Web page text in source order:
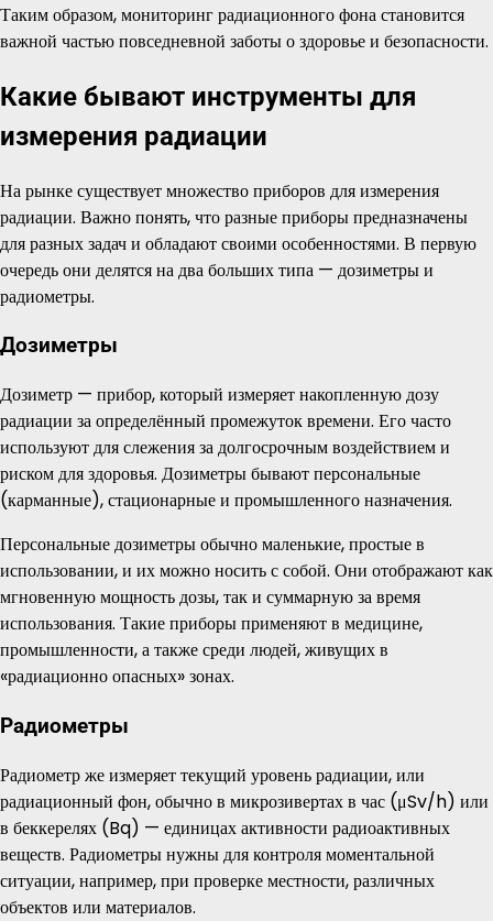
Таким образом, мониторинг радиационного фона становится
важной частью повседневной заботы о здоровье и безопасности.
Какие бывают инструменты для
измерения радиации
На рынке существует множество приборов для измерения
радиации. Важно понять, что разные приборы предназначены
для разных задач и обладают своими особенностями. В первую
очередь они делятся на два больших типа — дозиметры и
радиометры.
Дозиметры
Дозиметр — прибор, который измеряет накопленную дозу
радиации за определённый промежуток времени. Его часто
используют для слежения за долгосрочным воздействием и
риском для здоровья. Дозиметры бывают персональные
(карманные), стационарные и промышленного назначения.
Персональные дозиметры обычно маленькие, простые в
использовании, и их можно носить с собой. Они отображают как
мгновенную мощность дозы, так и суммарную за время
использования. Такие приборы применяют в медицине,
промышленности, а также среди людей, живущих в
«радиационно опасных» зонах.
Радиометры
Радиометр же измеряет текущий уровень радиации, или
радиационный фон, обычно в микрозивертах в час (μSv/h) или
в беккерелях (Bq) — единицах активности радиоактивных
веществ. Радиометры нужны для контроля моментальной
ситуации, например, при проверке местности, различных
объектов или материалов.